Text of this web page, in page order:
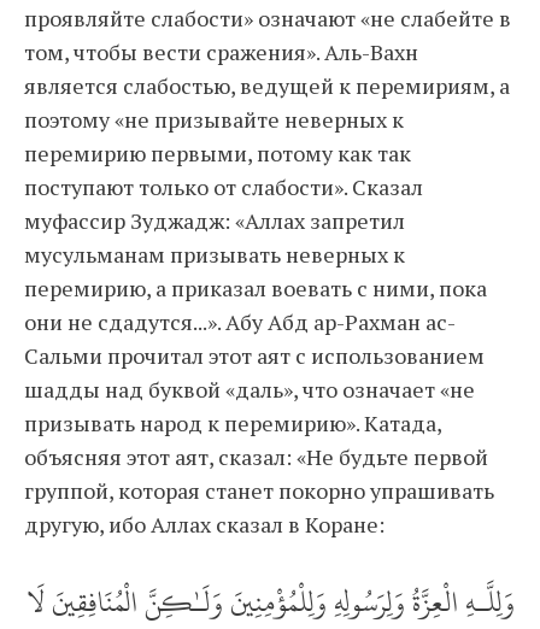
проявляйте слабости» означают «не слабейте в
том, чтобы вести сражения». Аль-Вахн
является слабостью, ведущей к перемириям, а
поэтому «не призывайте неверных к
перемирию первыми, потому как так
поступают только от слабости». Сказал
муфассир Зуджадж: «Аллах запретил
мусульманам призывать неверных к
перемирию, а приказал воевать с ними, пока
они не сдадутся...». Абу Абд ар-Рахман ас-
Сальми прочитал этот аят с использованием
шадды над буквой «даль», что означает «не
призывать народ к перемирию». Катада,
объясняя этот аят, сказал: «Не будьте первой
группой, которая станет покорно упрашивать
другую, ибо Аллах сказал в Коране:
وَلِلَّـهِ الْعِزَّةُ وَلِرَسُولِهِ وَلِلْمُؤْمِنِينَ وَلَـٰكِنَّ الْمُنَافِقِينَ لَا